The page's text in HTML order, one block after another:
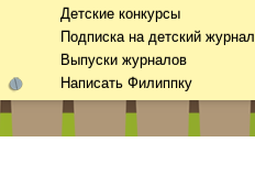
Детские конкурсы
Подписка на детский журнал
Выпуски журналов
Написать Филиппку